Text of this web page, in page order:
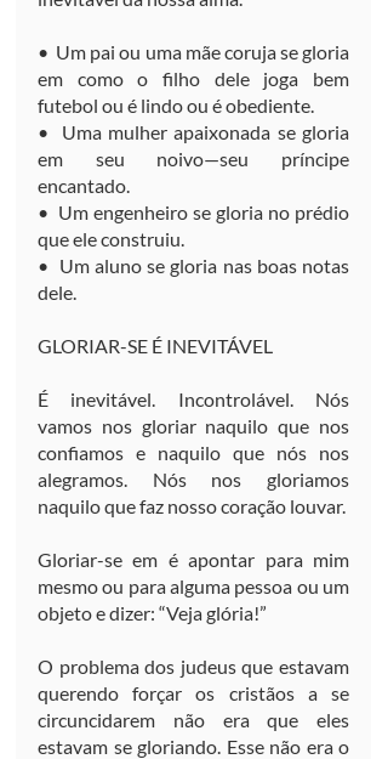
•  Um pai ou uma mãe coruja se gloria
em como o filho dele joga bem
futebol ou é lindo ou é obediente.
•  Uma mulher apaixonada se gloria
em seu noivo—seu príncipe
encantado.
•  Um engenheiro se gloria no prédio
que ele construiu.
•  Um aluno se gloria nas boas notas
dele.
GLORIAR-SE É INEVITÁVEL
É inevitável. Incontrolável. Nós
vamos nos gloriar naquilo que nos
confiamos e naquilo que nós nos
alegramos. Nós nos gloriamos
naquilo que faz nosso coração louvar.
Gloriar-se em é apontar para mim
mesmo ou para alguma pessoa ou um
objeto e dizer: “Veja glória!”
O problema dos judeus que estavam
querendo forçar os cristãos a se
circuncidarem não era que eles
estavam se gloriando. Esse não era o